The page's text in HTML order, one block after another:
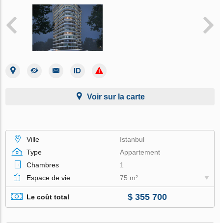
Voir sur la carte
Ville
Istanbul
Type
Appartement
Chambres
1
Espace de vie
75 m²
Le coût total $ 355 700